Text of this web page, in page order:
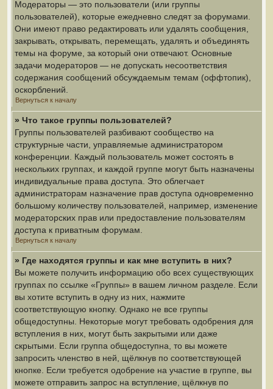
Модераторы — это пользователи (или группы
пользователей), которые ежедневно следят за форумами.
Они имеют право редактировать или удалять сообщения,
закрывать, открывать, перемещать, удалять и объединять
темы на форуме, за который они отвечают. Основные
задачи модераторов — не допускать несоответствия
содержания сообщений обсуждаемым темам (оффтопик),
оскорблений.
Вернуться к началу
» Что такое группы пользователей?
Группы пользователей разбивают сообщество на
структурные части, управляемые администратором
конференции. Каждый пользователь может состоять в
нескольких группах, и каждой группе могут быть назначены
индивидуальные права доступа. Это облегчает
администраторам назначение прав доступа одновременно
большому количеству пользователей, например, изменение
модераторских прав или предоставление пользователям
доступа к приватным форумам.
Вернуться к началу
» Где находятся группы и как мне вступить в них?
Вы можете получить информацию обо всех существующих
группах по ссылке «Группы» в вашем личном разделе. Если
вы хотите вступить в одну из них, нажмите
соответствующую кнопку. Однако не все группы
общедоступны. Некоторые могут требовать одобрения для
вступления в них, могут быть закрытыми или даже
скрытыми. Если группа общедоступна, то вы можете
запросить членство в ней, щёлкнув по соответствующей
кнопке. Если требуется одобрение на участие в группе, вы
можете отправить запрос на вступление, щёлкнув по